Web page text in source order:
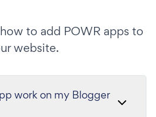
to add POWR apps to
website.
work on my Blogger